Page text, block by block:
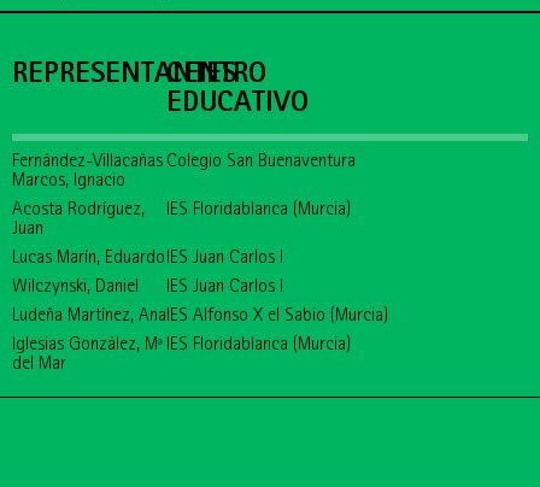
REPRESENTANTES
CENTRO
EDUCATIVO
Fernández-Villacañas
Marcos, Ignacio
Colegio San Buenaventura
Acosta Rodríguez,
Juan
IES Floridablanca (Murcia)
Lucas Marín, EduardoIES Juan Carlos I
Wilczynski, Daniel
IES Juan Carlos I
Ludeña Martínez, AnaIES Alfonso X el Sabio (Murcia)
Iglesias González, Mª
del Mar
IES Floridablanca (Murcia)